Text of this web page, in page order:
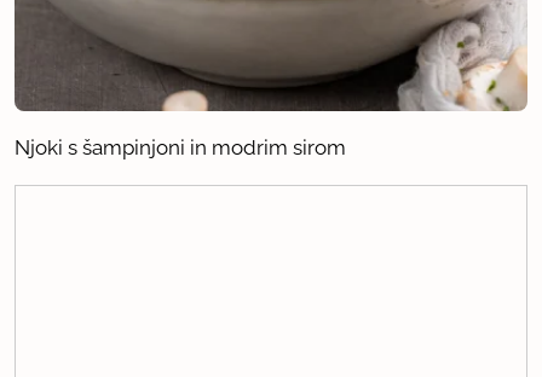
Njoki s šampinjoni in modrim sirom